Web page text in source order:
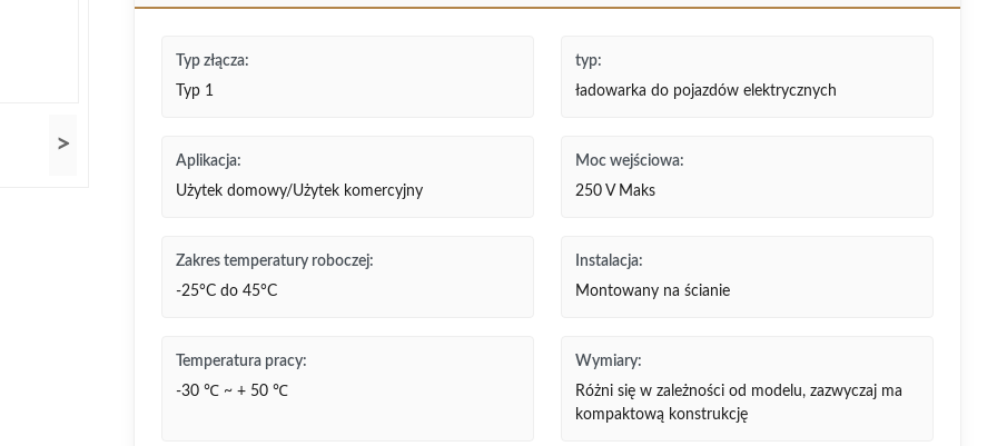
>
Typ złącza:
Typ 1
typ:
ładowarka do pojazdów elektrycznych
Aplikacja:
Użytek domowy/Użytek komercyjny
Moc wejściowa:
250 V Maks
Zakres temperatury roboczej:
-25°C do 45°C
Instalacja:
Montowany na ścianie
Temperatura pracy:
-30 ℃ ~ + 50 ℃
Wymiary:
Różni się w zależności od modelu, zazwyczaj ma
kompaktową konstrukcję